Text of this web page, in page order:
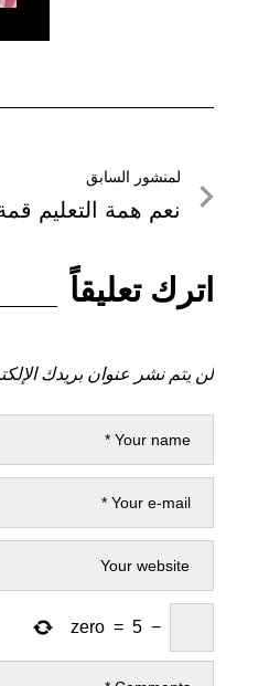
تصفّح
المقالات
لمنشور السابق
لمنشور
نعم همة التعليم
اترك تعليقاً
لن يتم نشر عنوان بريدك
−
5
=
zero